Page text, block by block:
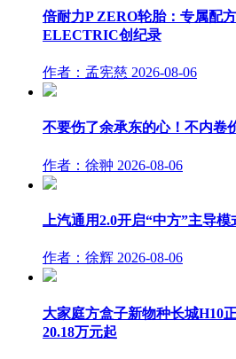
倍耐力P ZERO轮胎：专属配
ELECTRIC创纪录
作者：孟宪慈 2026-08-06
不要伤了余承东的心！不内卷
作者：徐翀 2026-08-06
上汽通用2.0开启“中方”主导
作者：徐辉 2026-08-06
大家庭方盒子新物种长城H10
20.18万元起